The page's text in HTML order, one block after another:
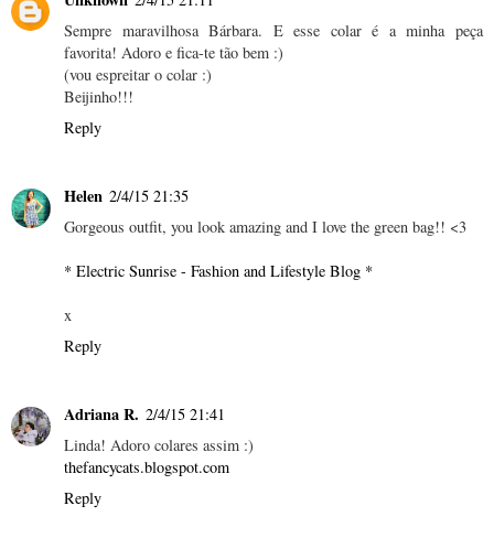
Sempre maravilhosa Bárbara. E esse colar é a minha peça
favorita! Adoro e fica-te tão bem :)
(vou espreitar o colar :)
Beijinho!!!
Reply
Helen 2/4/15 21:35
Gorgeous outfit, you look amazing and I love the green bag!! <3
* Electric Sunrise - Fashion and Lifestyle Blog *
x
Reply
Adriana R. 2/4/15 21:41
Linda! Adoro colares assim :)
thefancycats.blogspot.com
Reply